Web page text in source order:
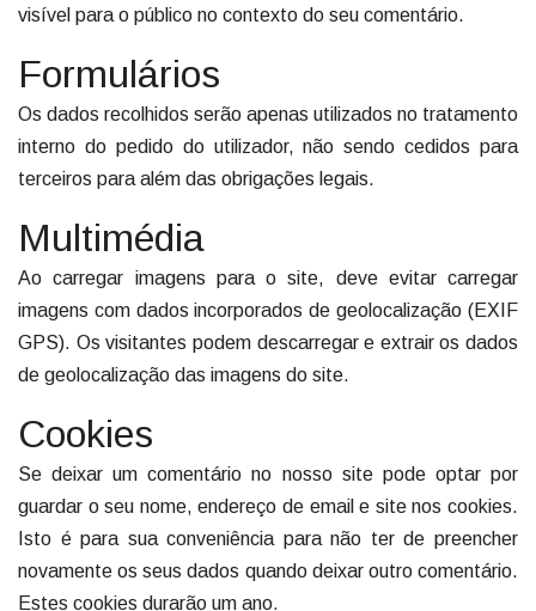
visível para o público no contexto do seu comentário.
Formulários
Os dados recolhidos serão apenas utilizados no tratamento
interno do pedido do utilizador, não sendo cedidos para
terceiros para além das obrigações legais.
Multimédia
Ao carregar imagens para o site, deve evitar carregar
imagens com dados incorporados de geolocalização (EXIF
GPS). Os visitantes podem descarregar e extrair os dados
de geolocalização das imagens do site.
Cookies
Se deixar um comentário no nosso site pode optar por
guardar o seu nome, endereço de email e site nos cookies.
Isto é para sua conveniência para não ter de preencher
novamente os seus dados quando deixar outro comentário.
Estes cookies durarão um ano.